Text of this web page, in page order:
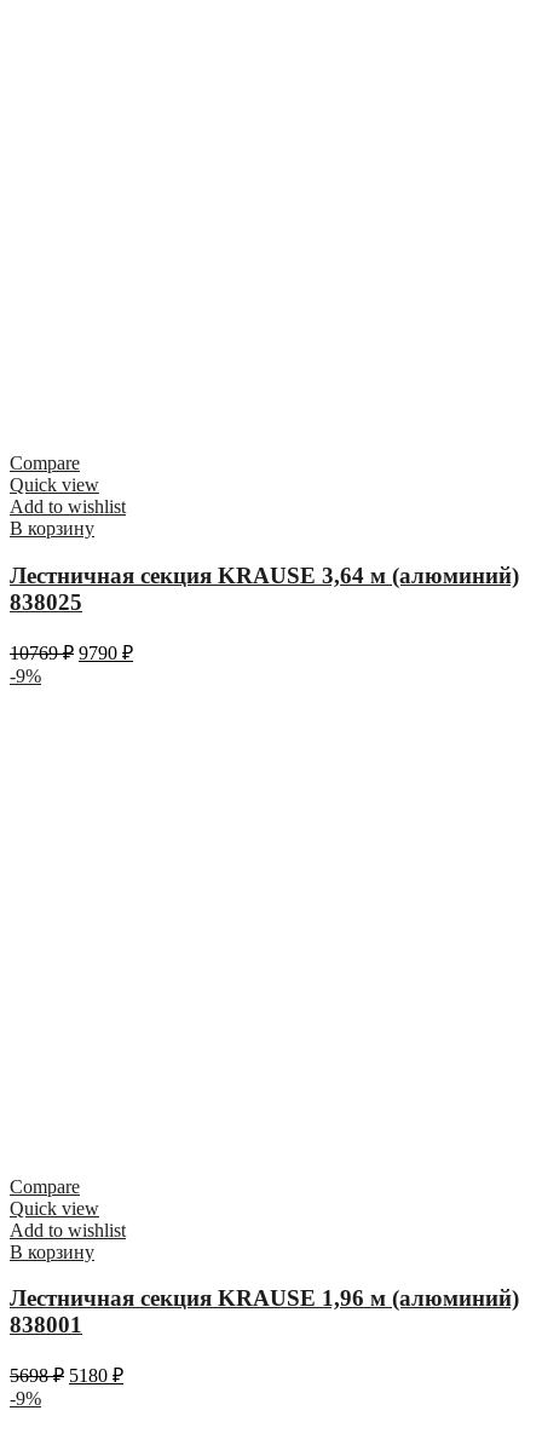
Compare
Quick view
Add to wishlist
В корзину
Лестничная секция KRAUSE 3,64 м (алюминий)
838025
10769₽ 9790 ₽
-9%
Compare
Quick view
Add to wishlist
В корзину
Лестничная секция KRAUSE 1,96 м (алюминий)
838001
5698₽ 5180 ₽
-9%